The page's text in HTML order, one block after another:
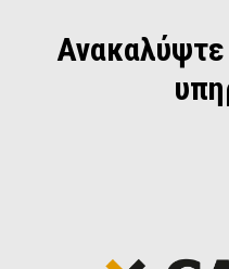
Ανακαλύψτε